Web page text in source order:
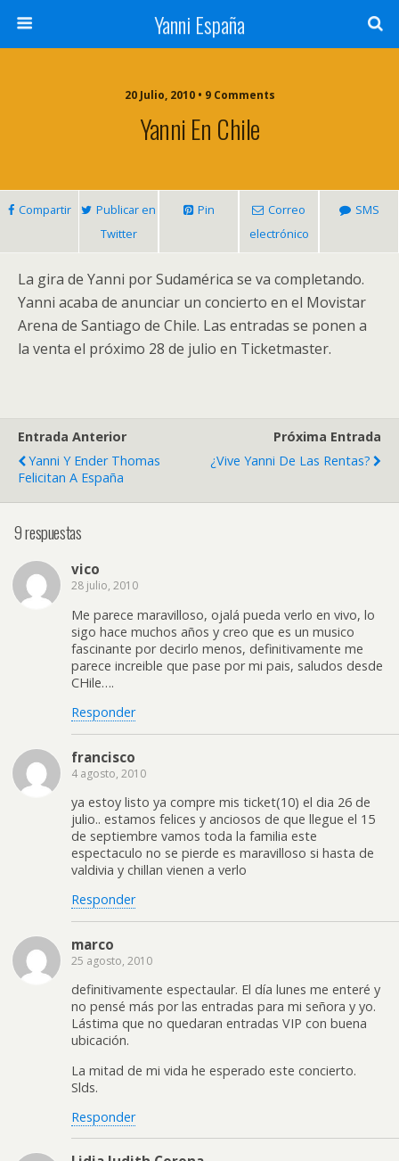
Yanni España
20 Julio, 2010 • 9 Comments
Yanni En Chile
Compartir
Publicar en
Twitter
Pin
Correo
electrónico
SMS
La gira de Yanni por Sudamérica se va completando.
Yanni acaba de anunciar un concierto en el Movistar
Arena de Santiago de Chile. Las entradas se ponen a
la venta el próximo 28 de julio en Ticketmaster.
Entrada Anterior
Yanni Y Ender Thomas
Felicitan A España
Próxima Entrada
¿Vive Yanni De Las Rentas?
9 respuestas
vico
28 julio, 2010
Me parece maravilloso, ojalá pueda verlo en vivo, lo
sigo hace muchos años y creo que es un musico
fascinante por decirlo menos, definitivamente me
parece increible que pase por mi pais, saludos desde
CHile….
Responder
francisco
4 agosto, 2010
ya estoy listo ya compre mis ticket(10) el dia 26 de
julio.. estamos felices y anciosos de que llegue el 15
de septiembre vamos toda la familia este
espectaculo no se pierde es maravilloso si hasta de
valdivia y chillan vienen a verlo
Responder
marco
25 agosto, 2010
definitivamente espectaular. El día lunes me enteré y
no pensé más por las entradas para mi señora y yo.
Lástima que no quedaran entradas VIP con buena
ubicación.
La mitad de mi vida he esperado este concierto.
Slds.
Responder